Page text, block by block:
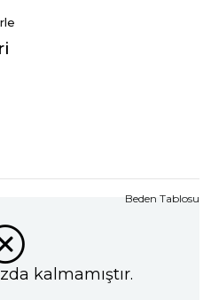
kalmamıştır.
Beden Tablosu